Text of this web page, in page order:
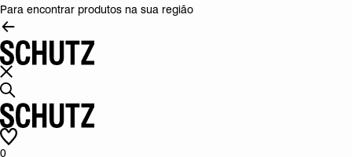
Para encontrar produtos na sua região
0